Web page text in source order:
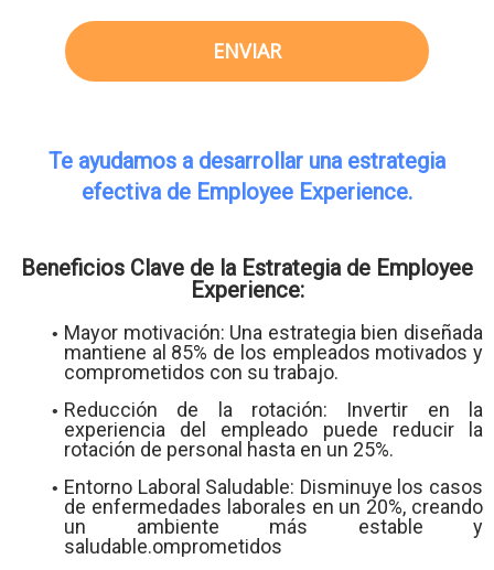
ENVIAR
Te ayudamos a desarrollar una estrategia
efectiva de Employee Experience.
Beneficios Clave de la Estrategia de Employee
Experience:
Mayor motivación: Una estrategia bien diseñada
mantiene al 85% de los empleados motivados y
comprometidos con su trabajo.
Reducción de la rotación: Invertir en la
experiencia del empleado puede reducir la
rotación de personal hasta en un 25%.
Entorno Laboral Saludable: Disminuye los casos
de enfermedades laborales en un 20%, creando
un ambiente más estable y
saludable.omprometidos